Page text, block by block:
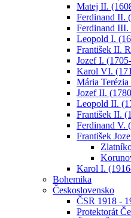
Matej II.
Ferdinand II.
Ferdinand III.
Leopold I.
František II.
Jozef I.
Karol VI.
Mária
Jozef II.
Leopold II.
František II.
Ferdinand V.
František
Karol I.
Bohemika
Československo
ČSR 1918 -
Protektorát